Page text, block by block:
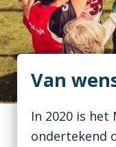
Van
In 2020 is
ondertekend